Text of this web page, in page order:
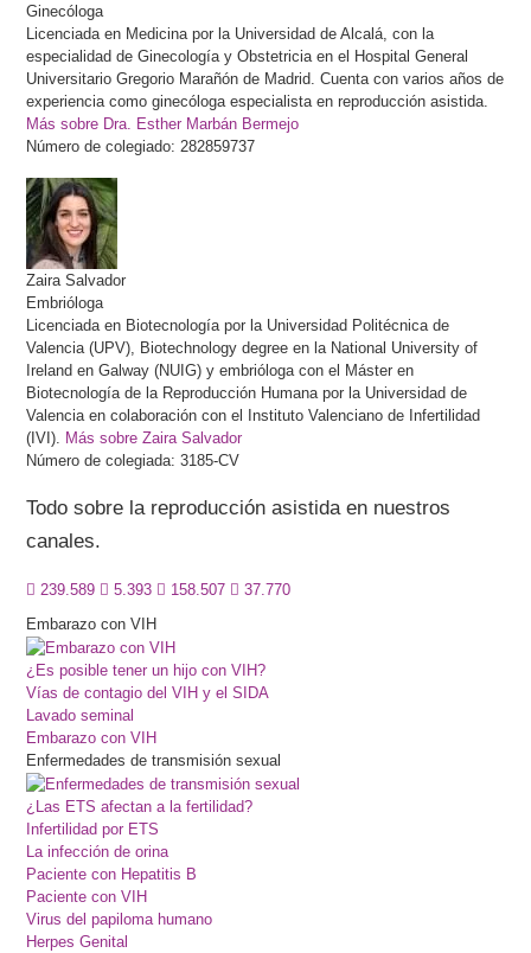
Ginecóloga
Licenciada en Medicina por la Universidad de Alcalá, con la
especialidad de Ginecología y Obstetricia en el Hospital General
Universitario Gregorio Marañón de Madrid. Cuenta con varios años de
experiencia como ginecóloga especialista en reproducción asistida.
Más sobre Dra. Esther Marbán Bermejo
Número de colegiado: 282859737
Zaira Salvador
Embrióloga
Licenciada en Biotecnología por la Universidad Politécnica de
Valencia (UPV), Biotechnology degree en la National University of
Ireland en Galway (NUIG) y embrióloga con el Máster en
Biotecnología de la Reproducción Humana por la Universidad de
Valencia en colaboración con el Instituto Valenciano de Infertilidad
(IVI). Más sobre Zaira Salvador
Número de colegiada: 3185-CV
Todo sobre la reproducción asistida en nuestros
canales.
239.589 5.393 158.507
37.770
Embarazo con VIH
¿Es posible tener un hijo con VIH?
Vías de contagio del VIH y el SIDA
Lavado seminal
Embarazo con VIH
Enfermedades de transmisión sexual
¿Las ETS afectan a la fertilidad?
Infertilidad por ETS
La infección de orina
Paciente con Hepatitis B
Paciente con VIH
Virus del papiloma humano
Herpes Genital